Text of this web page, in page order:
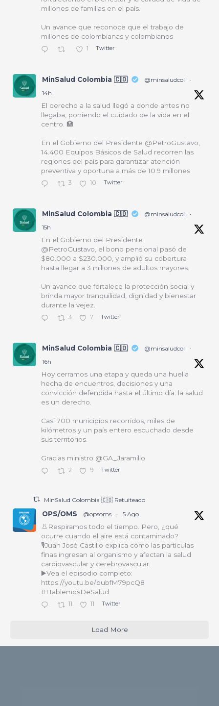
millones de familias en el país.
Un avance que reconoce que el trabajo de
millones de colombianas y colombianos
1 Twitter
MinSalud Colombia 🇨🇴 @minsaludcol
·
14h
El derecho a la salud llegó a donde antes no
llegaba, poniendo el cuidado de la vida en el
centro. 🏥
En el Gobierno del Presidente @PetroGustavo,
14.400 Equipos Básicos de Salud recorren las
regiones del país para garantizar atención
preventiva y oportuna a más de 10.9 millones
3 10 Twitter
MinSalud Colombia 🇨🇴 @minsaludcol
·
15h
En el Gobierno del Presidente
@PetroGustavo, el bono pensional pasó de
$80.000 a $230.000, y amplió su cobertura
hasta llegar a 3 millones de adultos mayores.
Un avance que fortalece la protección social y
brinda mayor tranquilidad, dignidad y bienestar
durante la vejez.
3 7 Twitter
MinSalud Colombia 🇨🇴 @minsaludcol
·
16h
Hoy cerramos una etapa y queda una huella
hecha de encuentros, decisiones y una
convicción defendida hasta el último día: la salud
es un derecho.
Casi 700 municipios recorridos, miles de
kilómetros y un país entero escuchado desde
sus territorios.
Gracias ministro @GA_Jaramillo
2 9 Twitter
MinSalud Colombia 🇨🇴 Retuiteado
OPS/OMS @opsoms · 5 Ago
👃Respiramos todo el tiempo. Pero, ¿qué
ocurre cuando el aire está contaminado?
🎙️Juan José Castillo explica cómo las partículas
finas ingresan al organismo y afectan la salud
cardiovascular y cerebrovascular.
▶️Vea el episodio completo:
https://youtu.be/bubfM79pcQ8
#HablemosDeSalud
11 11 Twitter
Load More